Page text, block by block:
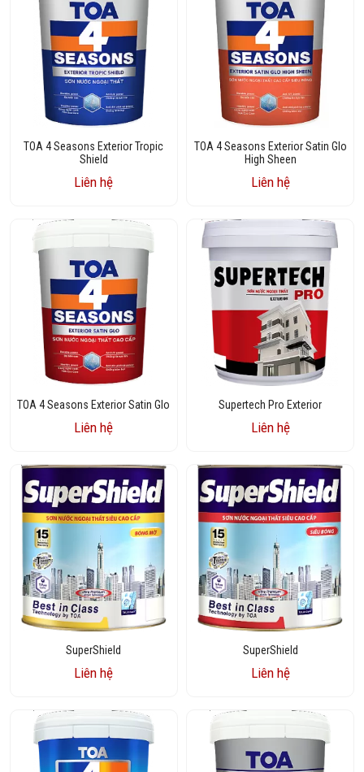
TOA 4 Seasons Exterior Tropic
Shield
Liên hệ
TOA 4 Seasons Exterior Satin Glo
High Sheen
Liên hệ
TOA 4 Seasons Exterior Satin Glo
Liên hệ
Supertech Pro Exterior
Liên hệ
SuperShield
Liên hệ
SuperShield
Liên hệ